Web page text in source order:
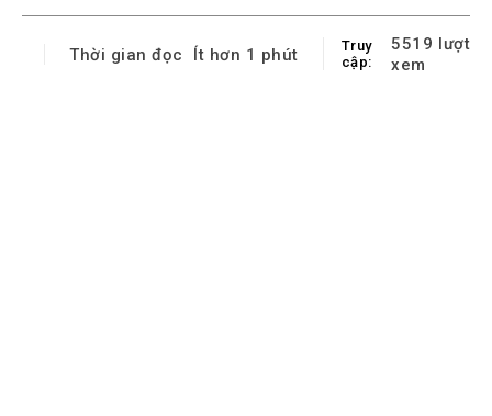
Thời gian đọc Ít hơn 1 phút
Truy
cập:
5519 lượt
xem